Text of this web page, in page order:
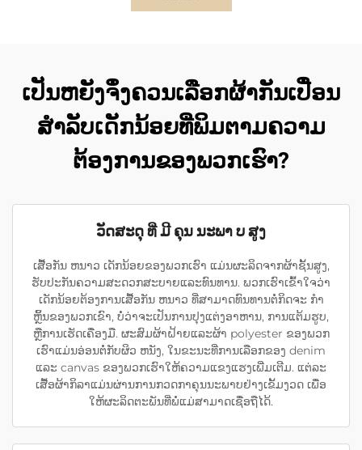
ເປັນຫຍັງຈຶ່ງຄວນເລືອກຜ້າກັນເປື່ອນ
ສຳລັບເດັກນ້ອຍທີ່ພິມຕາມຄວາມ
ຕ້ອງການຂອງພວກເຮົາ?
ວັດສະດຸ ທີ່ ມີ ຄຸນ ນະພາ ບ ສູງ
ເສື້ອກັນ ຫນາວ ເດັກນ້ອຍຂອງພວກເຮົາ ແມ່ນຜະລິດຈາກຜ້າຊັ້ນສູງ,
ຮັບປະກັນຄວາມສະດວກສະບາຍແລະທົນທານ. ພວກເຮົາເຂົ້າໃຈວ່າ
ເດັກນ້ອຍຕ້ອງການເສື້ອກັນ ຫນາວ ທີ່ສາມາດທົນທານຕໍ່ກິດຈະ ກໍາ
ຫຼິ້ນຂອງພວກເຂົາ, ບໍ່ວ່າຈະເປັນການປຸງແຕ່ງອາຫານ, ການແຕ້ມຮູບ,
ຫຼືການເຮັດເຄື່ອງມື. ຜະສົມຜ້າຝ້າຍແລະຜ້າ polyester ຂອງພວກ
ເຮົາແມ່ນອ່ອນຕໍ່ກັບຜິວ ຫນັງ, ໃນຂະນະທີ່ການເລືອກຂອງ denim
ແລະ canvas ຂອງພວກເຮົາໃຫ້ຄວາມແຂງແຮງເພີ່ມເຕີມ. ແຕ່ລະ
ເສື້ອຜ້າກິລາແມ່ນຜ່ານການກວດກາຄຸນນະພາບຢ່າງເຂັ້ມງວດ ເພື່ອ
ໃຫ້ຜະລິດຕະພັນທີ່ພໍ່ແມ່ສາມາດເຊື່ອຖືໄດ້.